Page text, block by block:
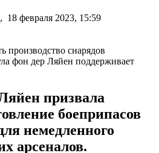
, 18 февраля 2023, 15:59
фон дер Ляйен поддерживает
призвала
боеприпасов
немедленного
арсеналов.